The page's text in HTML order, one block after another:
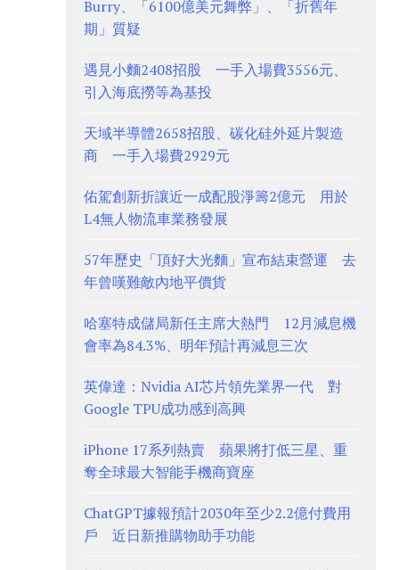
Burry、「6100億美元舞弊」、「折舊年
期」質疑
遇見小麵2408招股 一手入場費3556元、
引入海底撈等為基投
天域半導體2658招股、碳化硅外延片製造
商 一手入場費2929元
佑駕創新折讓近一成配股淨籌2億元 用於
L4無人物流車業務發展
57年歷史「頂好大光麵」宣布結束營運 去
年曾嘆難敵內地平價貨
哈塞特成儲局新任主席大熱門 12月減息機
會率為84.3%、明年預計再減息三次
英偉達：Nvidia AI芯片領先業界一代 對
Google TPU成功感到高興
iPhone 17系列熱賣 蘋果將打低三星、重
奪全球最大智能手機商寶座
ChatGPT據報預計2030年至少2.2億付費用
戶 近日新推購物助手功能